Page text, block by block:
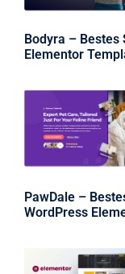
Bodyra – Bestes
Elementor
PawDale –
WordPress